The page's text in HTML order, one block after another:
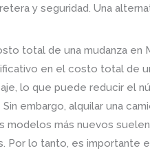
y seguridad. Una
total de una mudanza en
en el costo total de
lo que puede reducir el
embargo, alquilar una
modelos más nuevos
lo tanto, es importante